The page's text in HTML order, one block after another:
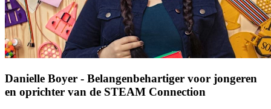
Danielle Boyer - Belangenbehartiger voor jongeren
en oprichter van de STEAM Connection